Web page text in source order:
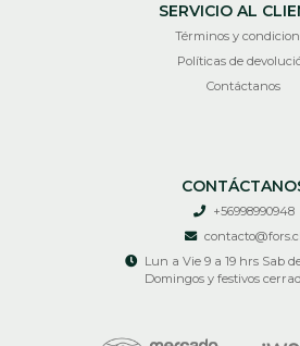
SERVICIO AL
Términos y
Políticas de
Contáctanos
+56998990948
contacto@fors.cl
Lun a Vie 9 a 19 hrs Sab
Domingos y festivos